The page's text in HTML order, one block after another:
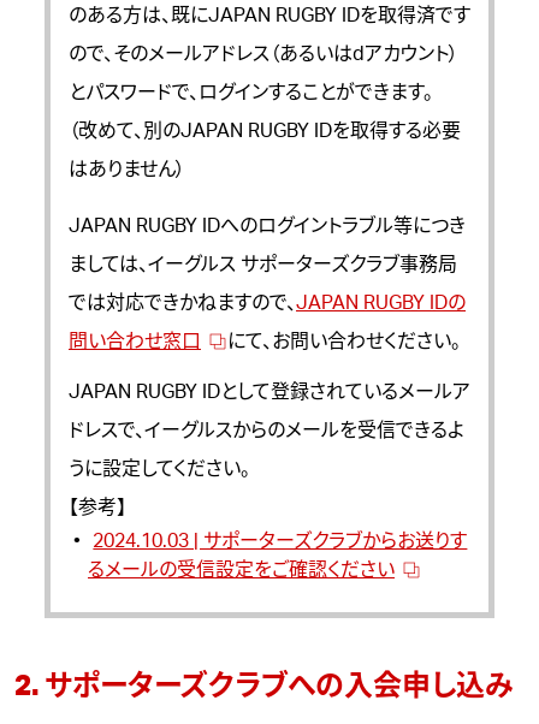
のある方は、既にJAPAN RUGBY IDを取得済です
ので、そのメールアドレス（あるいはdアカウント）
とパスワードで、ログインすることができます。
（改めて、別のJAPAN RUGBY IDを取得する必要
はありません）
JAPAN RUGBY IDへのログイントラブル等につき
ましては、イーグルス サポーターズクラブ事務局
では対応できかねますので、 JAPAN RUGBY IDの
問い合わせ窓口
にて、お問い合わせください。
JAPAN RUGBY IDとして登録されているメールア
ドレスで、イーグルスからのメールを受信できるよ
うに設定してください。
【参考】
2024.10.03 | サポーターズクラブからお送りす
るメールの受信設定をご確認ください
2. サポーターズクラブへの入会申し込み